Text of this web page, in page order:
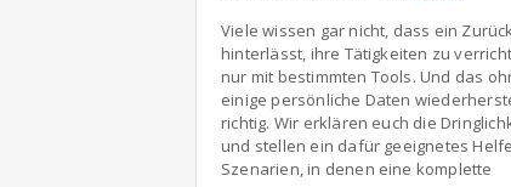
Viele wissen gar nicht, dass ein
hinterlässt, ihre Tätigkeiten zu
nur mit bestimmten Tools. Und das
einige persönliche Daten
richtig. Wir erklären euch die
und stellen ein dafür geeignetes
Szenarien, in denen eine komplette